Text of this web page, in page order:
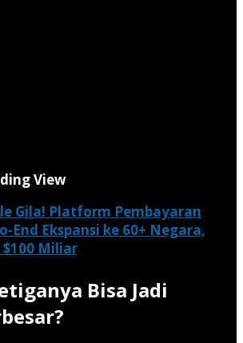
View
Gila! Platform Pembayaran
End Ekspansi ke 60+ Negara,
Miliar
Bisa Jadi